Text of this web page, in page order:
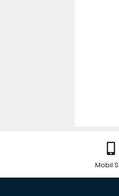
Mobil